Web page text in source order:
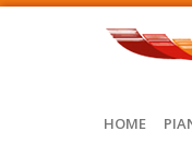
HOME